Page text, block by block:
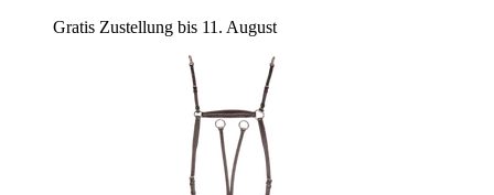
Gratis Zustellung bis 11. August